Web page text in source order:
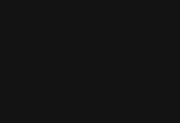
elle est idéale en journée
de 1967. Son origine exacte
croisement entre la
ouest américaine, elle est
culture et de la créativité.